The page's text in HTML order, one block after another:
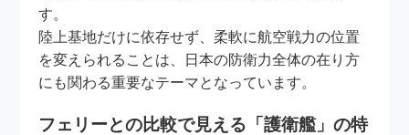
す。
陸上基地だけに依存せず、柔軟に航空戦力の位置
を変えられることは、日本の防衛力全体の在り方
にも関わる重要なテーマとなっています。
フェリーとの比較で見える「護衛艦」の特